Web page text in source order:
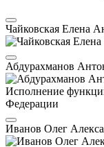
Чайковская Елена
Абдурахманов
Исполнение
Федерации
Иванов Олег